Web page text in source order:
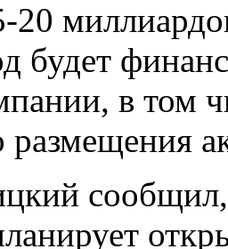
20
будет
в том
размещения
сообщил,